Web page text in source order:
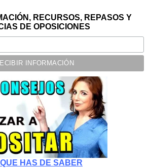
RECURSOS, REPASOS Y
DE OPOSICIONES
HAS DE SABER